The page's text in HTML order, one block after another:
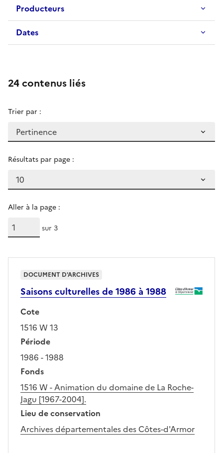
Producteurs
Dates
24 contenus liés
Trier par :
Résultats par page :
Aller à la page :
sur 3
Saisons culturelles de 1986 à 1988
Cote
1516 W 13
Période
1986 - 1988
Fonds
1516 W - Animation du domaine de La Roche-
Jagu [1967-2004].
Lieu de conservation
Archives départementales des Côtes-d'Armor
DOCUMENT D'ARCHIVES